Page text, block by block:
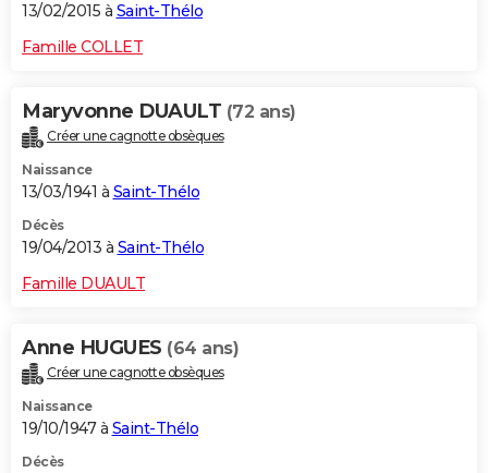
13/02/2015 à Saint-Thélo
Famille COLLET
Maryvonne DUAULT (72 ans)
Créer une cagnotte obsèques
Naissance
13/03/1941 à Saint-Thélo
Décès
19/04/2013 à Saint-Thélo
Famille DUAULT
Anne HUGUES (64 ans)
Créer une cagnotte obsèques
Naissance
19/10/1947 à Saint-Thélo
Décès